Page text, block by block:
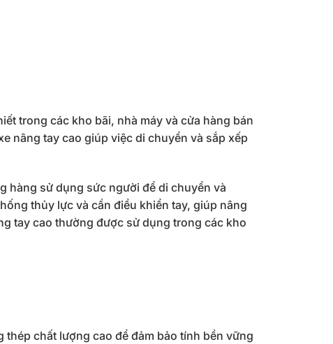
trong các kho bãi, nhà máy và cửa hàng bán
nâng tay cao giúp việc di chuyển và sắp xếp
hàng sử dụng sức người để di chuyển và
thủy lực và cần điều khiển tay, giúp nâng
tay cao thường được sử dụng trong các kho
chất lượng cao để đảm bảo tính bền vững